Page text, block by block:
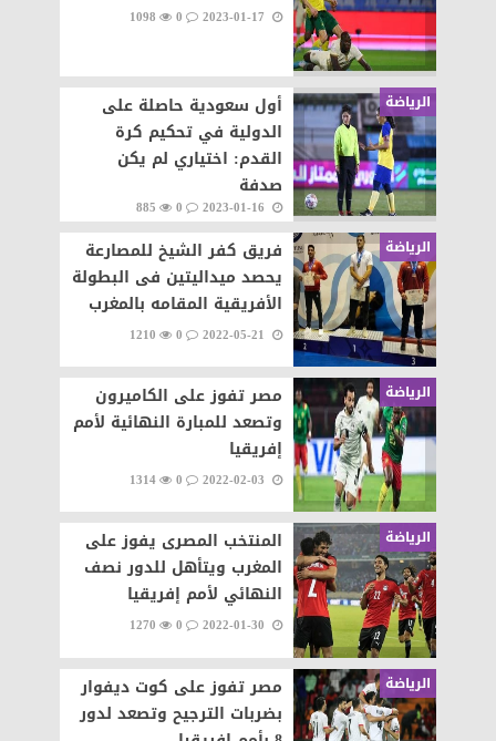
0
1098
الرياضة
أول سعودية حاصلة على
الدولية في تحكيم كرة
القدم: اختياري لم يكن
صدفة
0
885
الرياضة
فريق كفر الشيخ للمصارعة
يحصد ميداليتين فى البطولة
الأفريقية المقامه بالمغرب
0
1210
الرياضة
مصر تفوز على الكاميرون
وتصعد للمبارة النهائية لأمم
إفريقيا
0
1314
الرياضة
المنتخب المصرى يفوز على
المغرب ويتأهل للدور نصف
النهائي لأمم إفريقيا
0
1270
الرياضة
مصر تفوز على كوت ديفوار
بضربات الترجيح وتصعد لدور